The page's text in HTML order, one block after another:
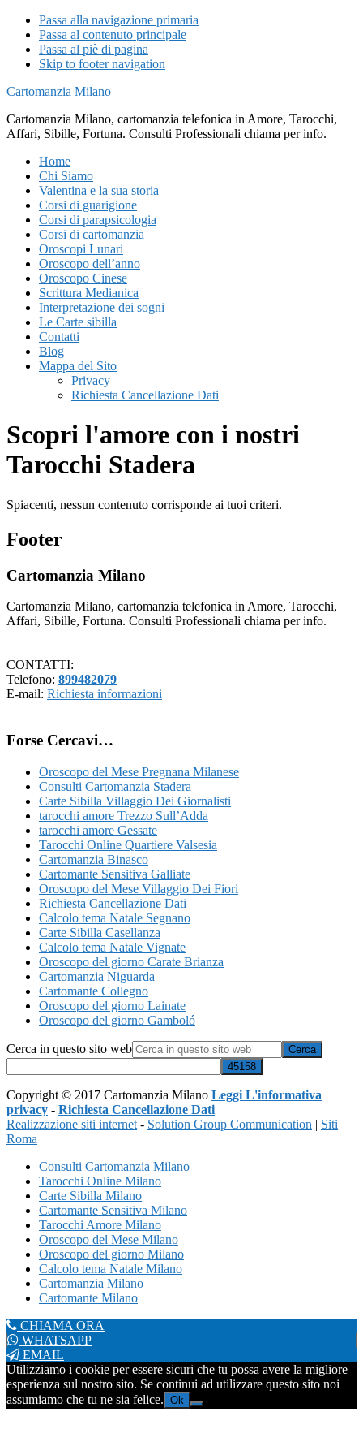
Passa alla navigazione primaria
Passa al contenuto principale
Passa al piè di pagina
Skip to footer navigation
Cartomanzia Milano
Cartomanzia Milano, cartomanzia telefonica in Amore, Tarocchi,
Affari, Sibille, Fortuna. Consulti Professionali chiama per info.
Home
Chi Siamo
Valentina e la sua storia
Corsi di guarigione
Corsi di parapsicologia
Corsi di cartomanzia
Oroscopi Lunari
Oroscopo dell’anno
Oroscopo Cinese
Scrittura Medianica
Interpretazione dei sogni
Le Carte sibilla
Contatti
Blog
Mappa del Sito
Privacy
Richiesta Cancellazione Dati
Scopri l'amore con i nostri
Tarocchi Stadera
Spiacenti, nessun contenuto corrisponde ai tuoi criteri.
Footer
Cartomanzia Milano
Cartomanzia Milano, cartomanzia telefonica in Amore, Tarocchi,
Affari, Sibille, Fortuna. Consulti Professionali chiama per info.
CONTATTI:
Telefono: 899482079
E-mail: Richiesta informazioni
Forse Cercavi…
Oroscopo del Mese Pregnana Milanese
Consulti Cartomanzia Stadera
Carte Sibilla Villaggio Dei Giornalisti
tarocchi amore Trezzo Sull’Adda
tarocchi amore Gessate
Tarocchi Online Quartiere Valsesia
Cartomanzia Binasco
Cartomante Sensitiva Galliate
Oroscopo del Mese Villaggio Dei Fiori
Richiesta Cancellazione Dati
Calcolo tema Natale Segnano
Carte Sibilla Casellanza
Calcolo tema Natale Vignate
Oroscopo del giorno Carate Brianza
Cartomanzia Niguarda
Cartomante Collegno
Oroscopo del giorno Lainate
Oroscopo del giorno Gamboló
Cerca in questo sito web
Copyright © 2017 Cartomanzia Milano Leggi L'informativa
privacy - Richiesta Cancellazione Dati
Realizzazione siti internet - Solution Group Communication | Siti
Roma
Consulti Cartomanzia Milano
Tarocchi Online Milano
Carte Sibilla Milano
Cartomante Sensitiva Milano
Tarocchi Amore Milano
Oroscopo del Mese Milano
Oroscopo del giorno Milano
Calcolo tema Natale Milano
Cartomanzia Milano
Cartomante Milano
CHIAMA ORA
WHATSAPP
EMAIL
Utilizziamo i cookie per essere sicuri che tu possa avere la migliore
esperienza sul nostro sito. Se continui ad utilizzare questo sito noi
assumiamo che tu ne sia felice. Ok